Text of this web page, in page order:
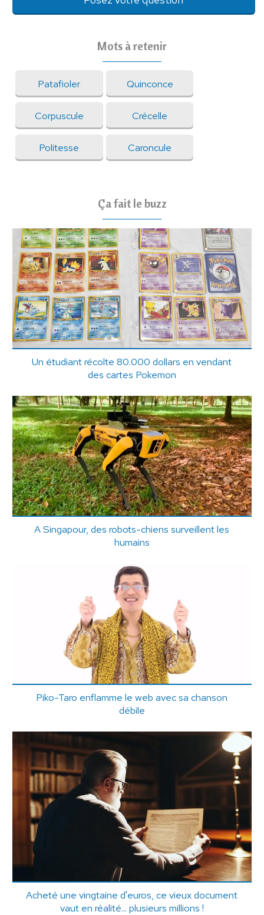
Mots à retenir
Patafioler Quinconce
Corpuscule Crécelle
Politesse Caroncule
Ça fait le buzz
Un étudiant récolte 80.000 dollars en vendant
des cartes Pokemon
A Singapour, des robots-chiens surveillent les
humains
Piko-Taro enflamme le web avec sa chanson
débile
Acheté une vingtaine d'euros, ce vieux document
vaut en réalité... plusieurs millions !